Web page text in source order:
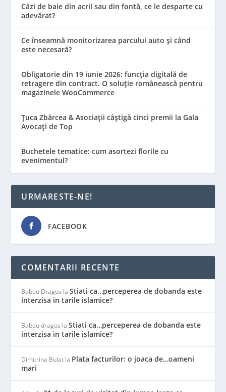
Căzi de baie din acril sau din fontă, ce le desparte cu
adevărat?
Ce înseamnă monitorizarea parcului auto și când
este necesară?
Obligatorie din 19 iunie 2026: funcția digitală de
retragere din contract. O soluție românească pentru
magazinele WooCommerce
Țuca Zbârcea & Asociații câștigă cinci premii la Gala
Avocați de Top
Buchetele tematice: cum asortezi florile cu
evenimentul?
URMARESTE-NE!
FACEBOOK
COMENTARII RECENTE
Babeu Dragos laStiati ca…perceperea de dobanda este
interzisa in tarile islamice?
Babeu dragos laStiati ca…perceperea de dobanda este
interzisa in tarile islamice?
Dimitrina Bulat la Plata facturilor: o joaca de…oameni
mari